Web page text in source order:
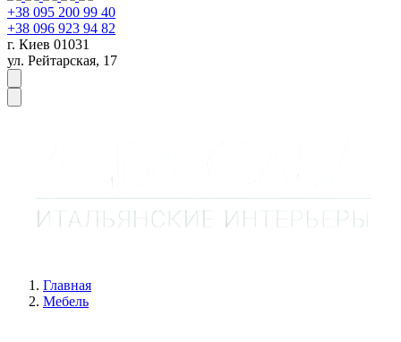
+38 095 200 99 40
+38 096 923 94 82
г. Киев 01031
ул. Рейтарская, 17
Главная
Мебель